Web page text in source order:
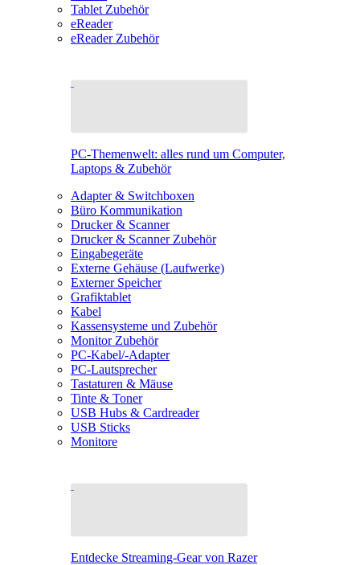
Tablet Zubehör
eReader
eReader Zubehör
PC-Themenwelt: alles rund um Computer,
Laptops & Zubehör
Adapter & Switchboxen
Büro Kommunikation
Drucker & Scanner
Drucker & Scanner Zubehör
Eingabegeräte
Externe Gehäuse (Laufwerke)
Externer Speicher
Grafiktablet
Kabel
Kassensysteme und Zubehör
Monitor Zubehör
PC-Kabel/-Adapter
PC-Lautsprecher
Tastaturen & Mäuse
Tinte & Toner
USB Hubs & Cardreader
USB Sticks
Monitore
Entdecke Streaming-Gear von Razer